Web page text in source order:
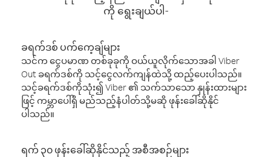
ကို ရွေးချယ်ပါ-
ခရက်ဒစ် ပက်ကေ့ချ်များ
သင်က ငွေပမာဏ တစ်ခုခုကို ဝယ်ယူလိုက်သောအခါ Viber
Out ခရက်ဒစ်ကို သင့်ငွေလက်ကျန်ထဲသို့ ထည့်ပေးပါသည်။
သင့်ခရက်ဒစ်ကိုသုံး၍ Viber ၏ သက်သာသော နှုန်းထားများ
ဖြင့် ကမ္ဘာပေါ်ရှိ မည်သည့်နံပါတ်သို့မဆို ဖုန်းခေါ်ဆိုနိုင်
ပါသည်။
ရက် ၃၀ ဖုန်းခေါ်ဆိုနိုင်သည့် အစီအစဉ်များ